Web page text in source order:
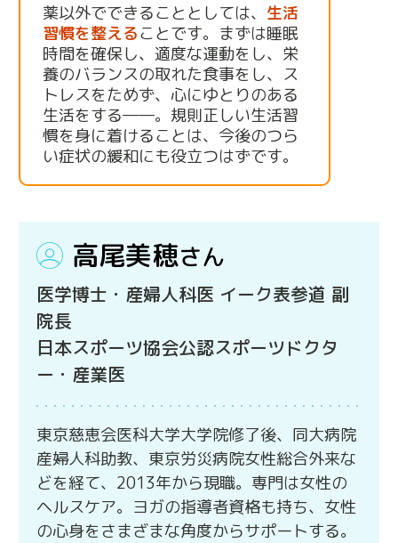
薬以外でできることとしては、 生活
習慣を整えることです。まずは睡眠
時間を確保し、適度な運動をし、栄
養のバランスの取れた食事をし、ス
トレスをためず、心にゆとりのある
生活をする――。規則正しい生活習
慣を身に着けることは、今後のつら
い症状の緩和にも役立つはずです。
高尾美穂さん
医学博士・産婦人科医 イーク表参道 副
院長
日本スポーツ協会公認スポーツドクタ
ー・産業医
東京慈恵会医科大学大学院修了後、同大病院
産婦人科助教、東京労災病院女性総合外来な
どを経て、2013年から現職。専門は女性の
ヘルスケア。ヨガの指導者資格も持ち、女性
の心身をさまざまな角度からサポートする。